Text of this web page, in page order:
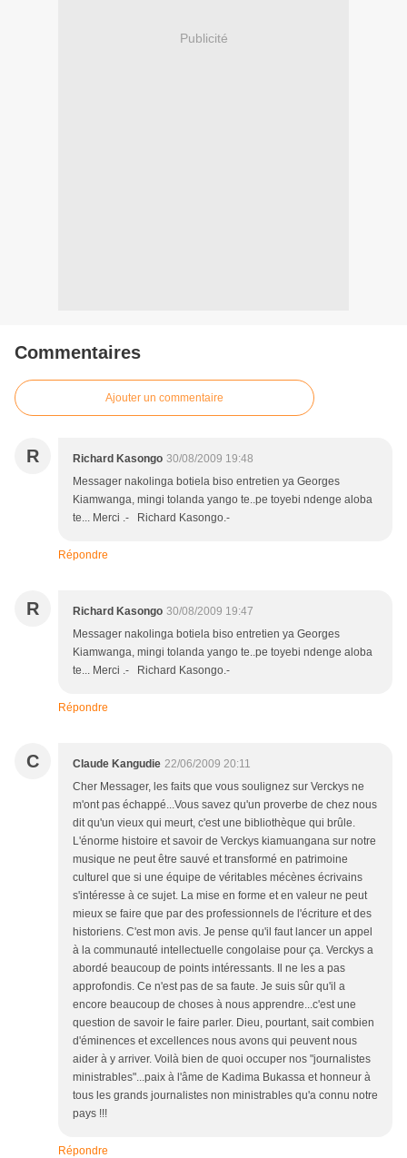
Publicité
Commentaires
Ajouter un commentaire
R Richard Kasongo 30/08/2009 19:48
Messager nakolinga botiela biso entretien ya Georges
Kiamwanga, mingi tolanda yango te..pe toyebi ndenge aloba
te... Merci .- Richard Kasongo.-
Répondre
R Richard Kasongo 30/08/2009 19:47
Messager nakolinga botiela biso entretien ya Georges
Kiamwanga, mingi tolanda yango te..pe toyebi ndenge aloba
te... Merci .- Richard Kasongo.-
Répondre
C Claude Kangudie 22/06/2009 20:11
Cher Messager, les faits que vous soulignez sur Verckys ne
m'ont pas échappé...Vous savez qu'un proverbe de chez nous
dit qu'un vieux qui meurt, c'est une bibliothèque qui brûle.
L'énorme histoire et savoir de Verckys kiamuangana sur notre
musique ne peut être sauvé et transformé en patrimoine
culturel que si une équipe de véritables mécènes écrivains
s'intéresse à ce sujet. La mise en forme et en valeur ne peut
mieux se faire que par des professionnels de l'écriture et des
historiens. C'est mon avis. Je pense qu'il faut lancer un appel
à la communauté intellectuelle congolaise pour ça. Verckys a
abordé beaucoup de points intéressants. Il ne les a pas
approfondis. Ce n'est pas de sa faute. Je suis sûr qu'il a
encore beaucoup de choses à nous apprendre...c'est une
question de savoir le faire parler. Dieu, pourtant, sait combien
d'éminences et excellences nous avons qui peuvent nous
aider à y arriver. Voilà bien de quoi occuper nos "journalistes
ministrables"...paix à l'âme de Kadima Bukassa et honneur à
tous les grands journalistes non ministrables qu'a connu notre
pays !!!
Répondre